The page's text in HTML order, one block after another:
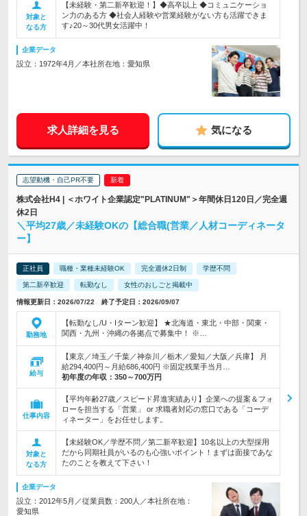
対象と
なる方
【未経験・第二新卒歓迎！】◆高卒以上 ◆コミュニケーショ
ン力のある方 ◆社会人経験や営業経験がない方も活躍できま
す♪20～30代男女活躍中！
企業データ
設立：1972年4月／本社所在地：愛知県
求人詳細を見る 気になる
志望動機・自己PR不要
株式会社H4 | ＜ホワイト企業認定"PLATINUM"＞年間休日120日／完全週
休2日
＼平均27歳／未経験OKの【総合職(営業／人材コーディネータ
ー】
正社員 職種・業種未経験OK 完全週休2日制 学歴不問
第二新卒歓迎 転勤なし 女性のおしごと掲載中
情報更新日：2026/07/22 終了予定日：2026/09/07
勤務地
【転勤なし/U・Iターン歓迎】 ★北海道・東北・中部・関東・
関西・九州・沖縄の各拠点で募集中！ ※…
給与
【東京／埼玉／千葉／神奈川／栃木／愛知／大阪／兵庫】 月
給294,400円～月給686,400円 ※固定残業手当月…
初年度の年収： 350～700万円
仕事内容
【平均年齢27歳／スピード昇進実績あり】企業への提案＆フォ
ローを担当する「営業」 or 求職者対応の窓口である「コーデ
ィネーター」をお任せします。
対象と
なる方
【未経験OK／学歴不問／第二新卒歓迎】10名以上の大型採用
だから同期社員がいるのも心強いポイント！まずは面接であな
たのことを教えて下さい！
企業データ
設立：2012年5月／従業員数：200人／本社所在地：
愛知県